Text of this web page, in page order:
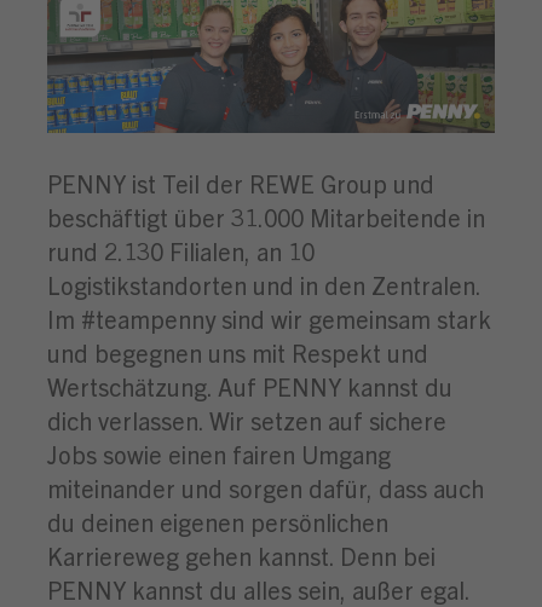
PENNY ist Teil der REWE Group und
beschäftigt über 31.000 Mitarbeitende in
rund 2.130 Filialen, an 10
Logistikstandorten und in den Zentralen.
Im #teampenny sind wir gemeinsam stark
und begegnen uns mit Respekt und
Wertschätzung. Auf PENNY kannst du
dich verlassen. Wir setzen auf sichere
Jobs sowie einen fairen Umgang
miteinander und sorgen dafür, dass auch
du deinen eigenen persönlichen
Karriereweg gehen kannst. Denn bei
PENNY kannst du alles sein, außer egal.